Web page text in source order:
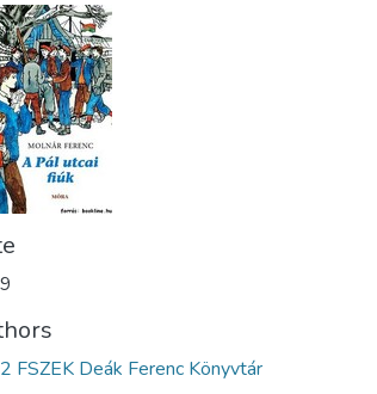
FSZEK Deák Ferenc Könyvtár